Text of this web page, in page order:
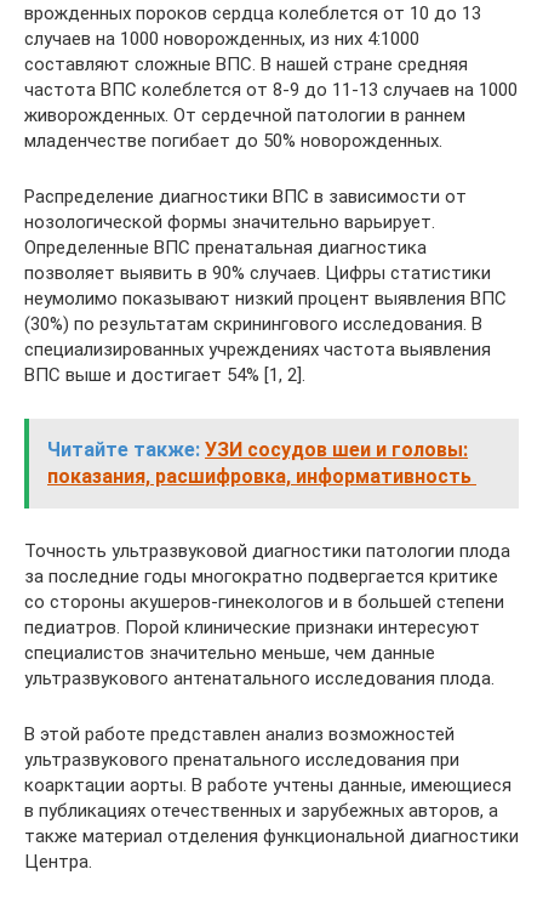
врожденных пороков сердца колеблется от 10 до 13
случаев на 1000 новорожденных, из них 4:1000
составляют сложные ВПС. В нашей стране средняя
частота ВПС колеблется от 8-9 до 11-13 случаев на 1000
живорожденных. От сердечной патологии в раннем
младенчестве погибает до 50% новорожденных.
Распределение диагностики ВПС в зависимости от
нозологической формы значительно варьирует.
Определенные ВПС пренатальная диагностика
позволяет выявить в 90% случаев. Цифры статистики
неумолимо показывают низкий процент выявления ВПС
(30%) по результатам скринингового исследования. В
специализированных учреждениях частота выявления
ВПС выше и достигает 54% [1, 2].
Читайте также: УЗИ сосудов шеи и головы:
показания, расшифровка, информативность
Точность ультразвуковой диагностики патологии плода
за последние годы многократно подвергается критике
со стороны акушеров-гинекологов и в большей степени
педиатров. Порой клинические признаки интересуют
специалистов значительно меньше, чем данные
ультразвукового антенатального исследования плода.
В этой работе представлен анализ возможностей
ультразвукового пренатального исследования при
коарктации аорты. В работе учтены данные, имеющиеся
в публикациях отечественных и зарубежных авторов, а
также материал отделения функциональной диагностики
Центра.